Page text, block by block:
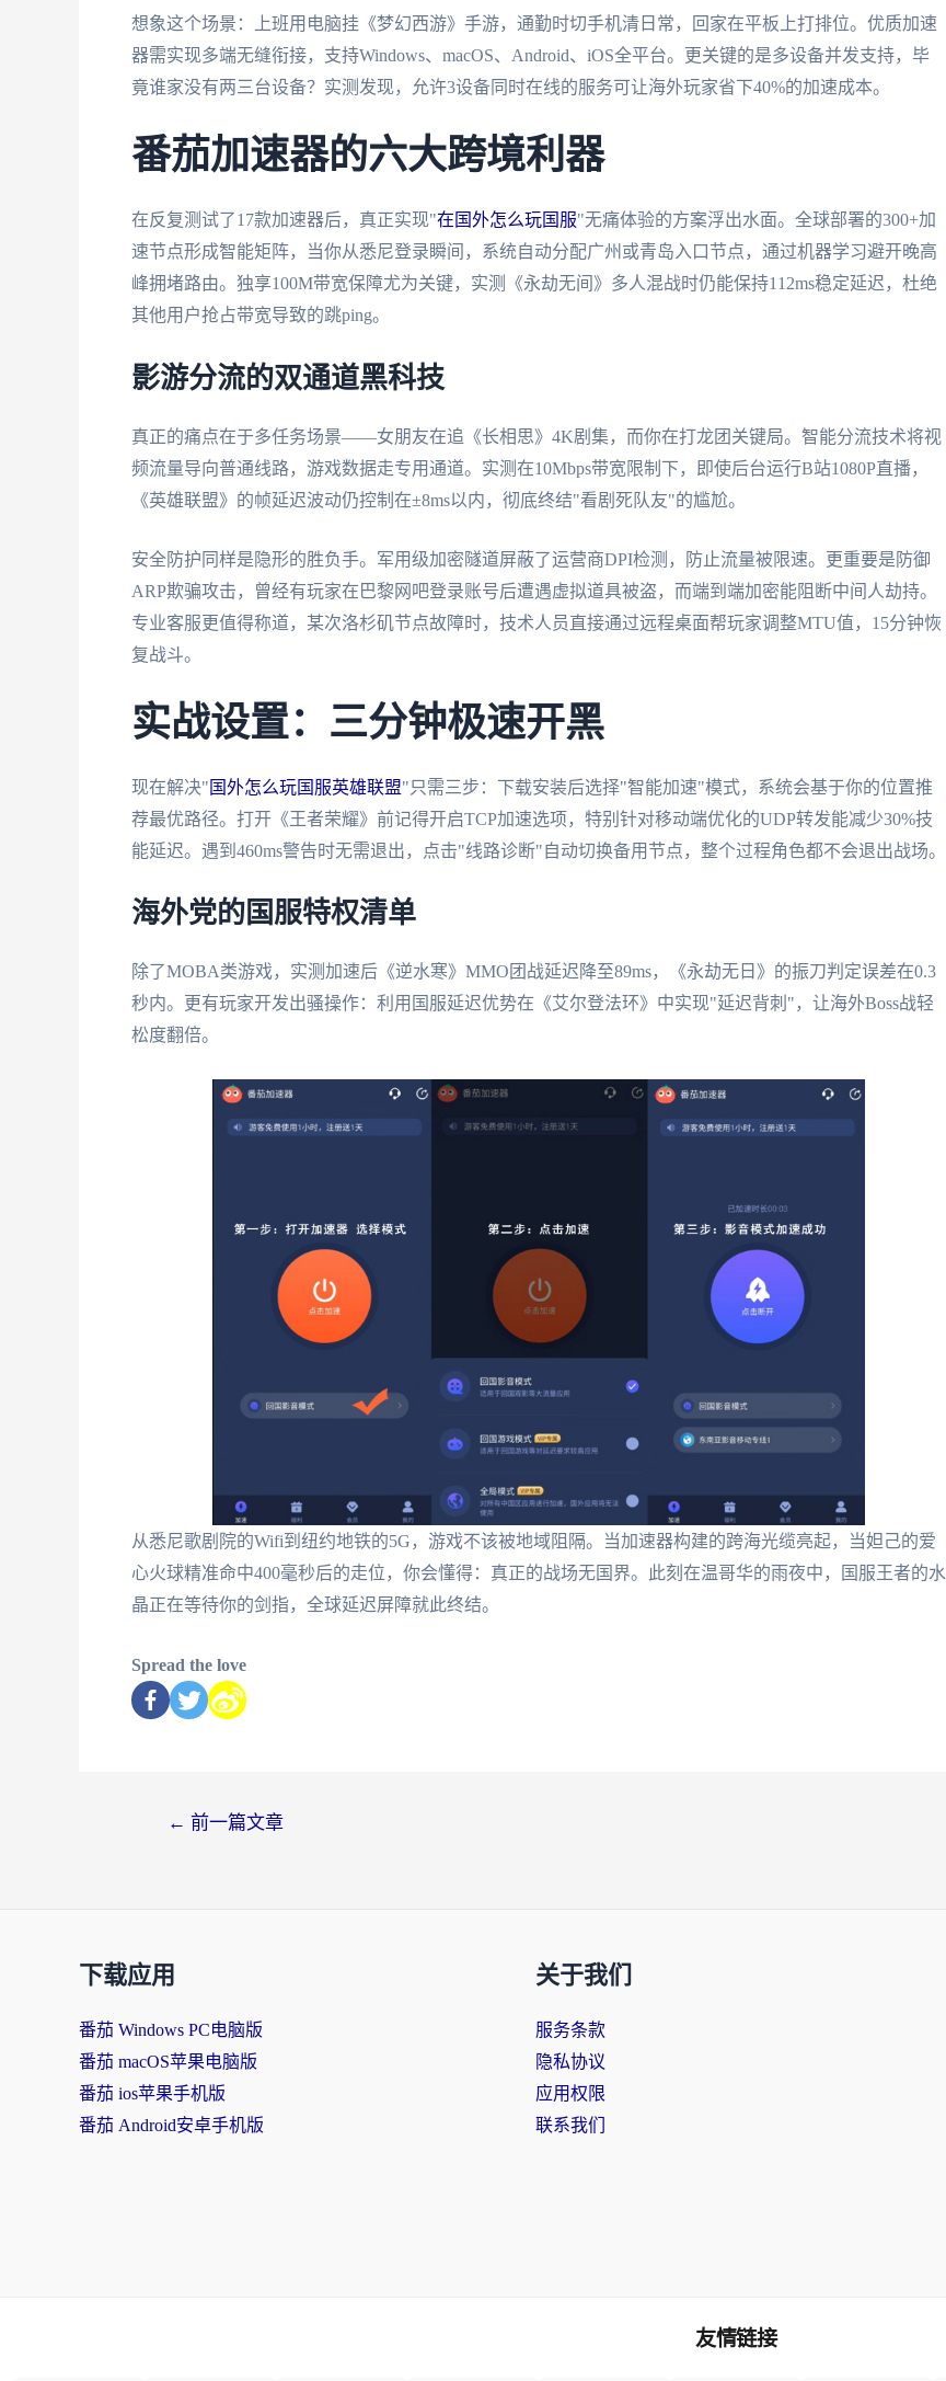
想象这个场景：上班用电脑挂《梦幻西游》手游，通勤时切手机清日常，回家在平板上打排位。优质加速
器需实现多端无缝衔接，支持Windows、macOS、Android、iOS全平台。更关键的是多设备并发支持，毕
竟谁家没有两三台设备？实测发现，允许3设备同时在线的服务可让海外玩家省下40%的加速成本。
番茄加速器的六大跨境利器
在反复测试了17款加速器后，真正实现"在国外怎么玩国服"无痛体验的方案浮出水面。全球部署的300+加
速节点形成智能矩阵，当你从悉尼登录瞬间，系统自动分配广州或青岛入口节点，通过机器学习避开晚高
峰拥堵路由。独享100M带宽保障尤为关键，实测《永劫无间》多人混战时仍能保持112ms稳定延迟，杜绝
其他用户抢占带宽导致的跳ping。
影游分流的双通道黑科技
真正的痛点在于多任务场景——女朋友在追《长相思》4K剧集，而你在打龙团关键局。智能分流技术将视
频流量导向普通线路，游戏数据走专用通道。实测在10Mbps带宽限制下，即使后台运行B站1080P直播，
《英雄联盟》的帧延迟波动仍控制在±8ms以内，彻底终结"看剧死队友"的尴尬。
安全防护同样是隐形的胜负手。军用级加密隧道屏蔽了运营商DPI检测，防止流量被限速。更重要是防御
ARP欺骗攻击，曾经有玩家在巴黎网吧登录账号后遭遇虚拟道具被盗，而端到端加密能阻断中间人劫持。
专业客服更值得称道，某次洛杉矶节点故障时，技术人员直接通过远程桌面帮玩家调整MTU值，15分钟恢
复战斗。
实战设置：三分钟极速开黑
现在解决" 国外怎么玩国服英雄联盟"只需三步：下载安装后选择"智能加速"模式，系统会基于你的位置推
荐最优路径。打开《王者荣耀》前记得开启TCP加速选项，特别针对移动端优化的UDP转发能减少30%技
能延迟。遇到460ms警告时无需退出，点击"线路诊断"自动切换备用节点，整个过程角色都不会退出战场。
海外党的国服特权清单
除了MOBA类游戏，实测加速后《逆水寒》MMO团战延迟降至89ms，《永劫无日》的振刀判定误差在0.3
秒内。更有玩家开发出骚操作：利用国服延迟优势在《艾尔登法环》中实现"延迟背刺"，让海外Boss战轻
松度翻倍。
从悉尼歌剧院的Wifi到纽约地铁的5G，游戏不该被地域阻隔。当加速器构建的跨海光缆亮起，当妲己的爱
心火球精准命中400毫秒后的走位，你会懂得：真正的战场无国界。此刻在温哥华的雨夜中，国服王者的水
晶正在等待你的剑指，全球延迟屏障就此终结。
Spread the love
← 前一篇文章
下载应用
番茄 Windows PC电脑版
番茄 macOS苹果电脑版
番茄 ios苹果手机版
番茄 Android安卓手机版
关于我们
服务条款
隐私协议
应用权限
联系我们
友情链接